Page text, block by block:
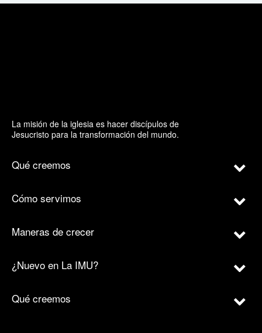
La misión de la iglesia es hacer discípulos de
Jesucristo para la transformación del mundo.
Qué creemos
Cómo servimos
Maneras de crecer
¿Nuevo en La IMU?
Qué creemos